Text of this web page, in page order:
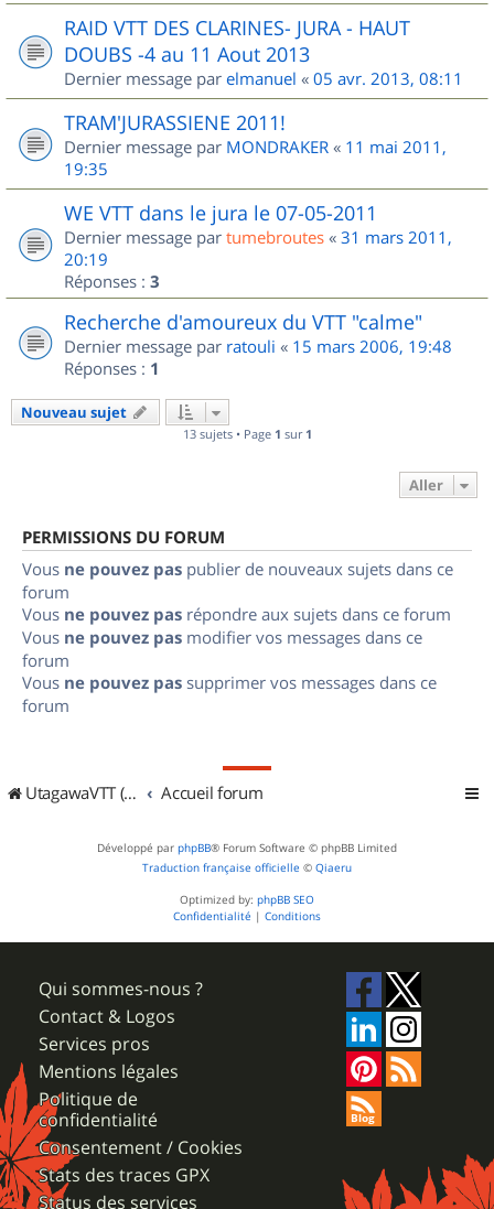
RAID VTT DES CLARINES- JURA - HAUT
DOUBS -4 au 11 Aout 2013
Dernier message par elmanuel « 05 avr. 2013, 08:11
TRAM'JURASSIENE 2011!
Dernier message par MONDRAKER « 11 mai 2011,
19:35
WE VTT dans le jura le 07-05-2011
Dernier message par tumebroutes « 31 mars 2011,
20:19
Réponses : 3
Recherche d'amoureux du VTT "calme"
Dernier message par ratouli « 15 mars 2006, 19:48
Réponses : 1
Nouveau sujet
13 sujets • Page 1 sur 1
Aller
PERMISSIONS DU FORUM
Vous ne pouvez pas publier de nouveaux sujets dans ce
forum
Vous ne pouvez pas répondre aux sujets dans ce forum
Vous ne pouvez pas modifier vos messages dans ce
forum
Vous ne pouvez pas supprimer vos messages dans ce
forum
UtagawaVTT (Randos VTT et VTTAE avec traces GPS) Accueil forum
Développé par phpBB® Forum Software © phpBB Limited
Traduction française officielle © Qiaeru
Optimized by: phpBB SEO
Confidentialité | Conditions
Qui sommes-nous ?
Contact & Logos
Services pros
Mentions légales
Politique de
confidentialité
Consentement / Cookies
Stats des traces GPX
Status des services